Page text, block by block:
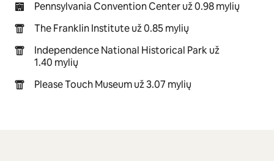
Pennsylvania Convention Center už 0.98 mylių
The Franklin Institute už 0.85 mylių
Independence National Historical Park už
1.40 mylių
Please Touch Museum už 3.07 mylių